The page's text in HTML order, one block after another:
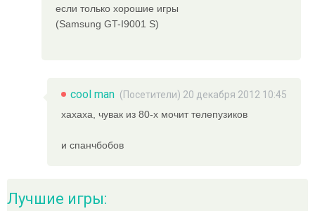
если только хорошие игры
(Samsung GT-I9001 S)
cool man (Посетители) 20 декабря 2012 10:45
хахаха, чувак из 80-х мочит телепузиков
и спанчбобов
Лучшие игры: